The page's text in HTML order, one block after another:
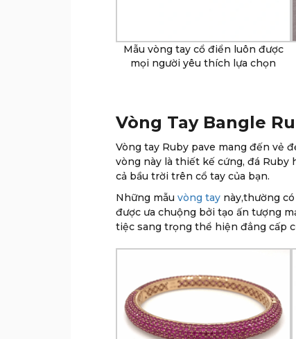
Mẫu vòng tay cổ điển luôn được
mọi người yêu thích lựa chọn
Vòng Tay Bangle
Vòng tay Ruby pave mang đến vẻ
vòng này là thiết kế cứng, đá
cả bầu trời trên cổ tay của bạn.
Những mẫu vòng tay này,thường
được ưa chuộng bởi tạo ấn tượng
tiệc sang trọng thể hiện đẳng cấp